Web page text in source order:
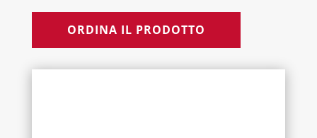
ORDINA IL PRODOTTO